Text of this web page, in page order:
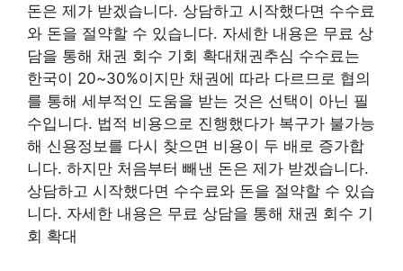
돈은 제가 받겠습니다. 상담하고 시작했다면 수수료
와 돈을 절약할 수 있습니다. 자세한 내용은 무료 상
담을 통해 채권 회수 기회 확대채권추심 수수료는
한국이 20~30%이지만 채권에 따라 다르므로 협의
를 통해 세부적인 도움을 받는 것은 선택이 아닌 필
수입니다. 법적 비용으로 진행했다가 복구가 불가능
해 신용정보를 다시 찾으면 비용이 두 배로 증가합
니다. 하지만 처음부터 빼낸 돈은 제가 받겠습니다.
상담하고 시작했다면 수수료와 돈을 절약할 수 있습
니다. 자세한 내용은 무료 상담을 통해 채권 회수 기
회 확대